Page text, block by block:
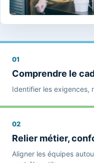
01
Comprendre le
Identifier les exigences,
02
Relier métier,
Aligner les équipes